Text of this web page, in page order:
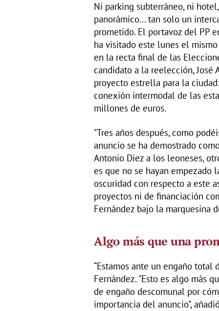
Ni parking subterráneo, ni
panorámico... tan solo un
prometido. El portavoz del PP
ha visitado este lunes el
en la recta final de las
candidato a la reelección, José
proyecto estrella para la
conexión intermodal de las
millones de euros.
"Tres años después, como
anuncio se ha demostrado
Antonio Diez a los leoneses,
es que no se hayan empezado
oscuridad con respecto a este
proyectos ni de financiación
Fernández bajo la marquesina
Algo más que una
“Estamos ante un engaño total
Fernández. "Esto es algo más
de engaño descomunal por
importancia del anuncio",